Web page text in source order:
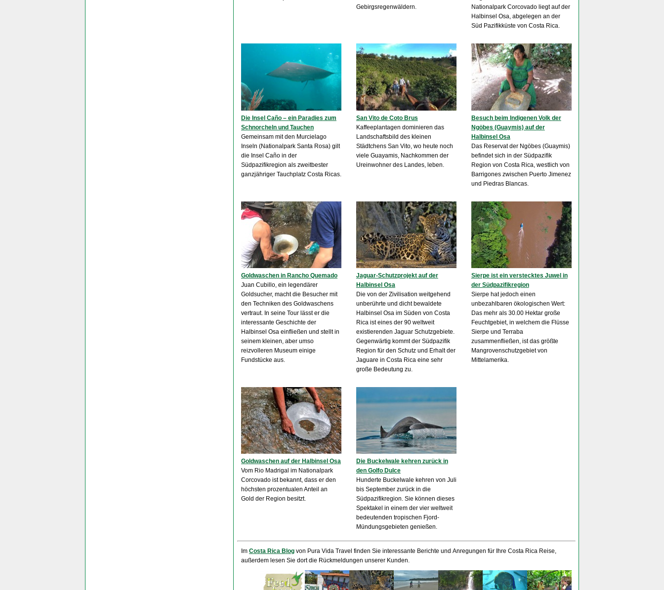
Gebirgsregenwäldern.
Nationalpark Corcovado liegt auf der
Halbinsel Osa, abgelegen an der
Süd Pazifikküste von Costa Rica.
Die Insel Caño – ein Paradies zum
Schnorcheln und Tauchen
Gemeinsam mit den Murcielago
Inseln (Nationalpark Santa Rosa) gilt
die Insel Caño in der
Südpazifikregion als zweitbester
ganzjähriger Tauchplatz Costa Ricas.
San Vito de Coto Brus
Kaffeeplantagen dominieren das
Landschaftsbild des kleinen
Städtchens San Vito, wo heute noch
viele Guayamis, Nachkommen der
Ureinwohner des Landes, leben.
Besuch beim Indigenen Volk der
Ngöbes (Guaymis) auf der
Halbinsel Osa
Das Reservat der Ngöbes (Guaymis)
befindet sich in der Südpazifik
Region von Costa Rica, westlich von
Barrigones zwischen Puerto Jimenez
und Piedras Blancas.
Goldwaschen in Rancho Quemado
Juan Cubillo, ein legendärer
Goldsucher, macht die Besucher mit
den Techniken des Goldwaschens
vertraut. In seine Tour lässt er die
interessante Geschichte der
Halbinsel Osa einfließen und stellt in
seinem kleinen, aber umso
reizvolleren Museum einige
Fundstücke aus.
Jaguar-Schutzprojekt auf der
Halbinsel Osa
Die von der Zivilisation weitgehend
unberührte und dicht bewaldete
Halbinsel Osa im Süden von Costa
Rica ist eines der 90 weltweit
existierenden Jaguar Schutzgebiete.
Gegenwärtig kommt der Südpazifik
Region für den Schutz und Erhalt der
Jaguare in Costa Rica eine sehr
große Bedeutung zu.
Sierpe ist ein verstecktes Juwel in
der Südpazifikregion
Sierpe hat jedoch einen
unbezahlbaren ökologischen Wert:
Das mehr als 30.00 Hektar große
Feuchtgebiet, in welchem die Flüsse
Sierpe und Terraba
zusammenfließen, ist das größte
Mangrovenschutzgebiet von
Mittelamerika.
Goldwaschen auf der Halbinsel Osa
Vom Rio Madrigal im Nationalpark
Corcovado ist bekannt, dass er den
höchsten prozentualen Anteil an
Gold der Region besitzt.
Die Buckelwale kehren zurück in
den Golfo Dulce
Hunderte Buckelwale kehren von Juli
bis September zurück in die
Südpazifikregion. Sie können dieses
Spektakel in einem der vier weltweit
bedeutenden tropischen Fjord-
Mündungsgebieten genießen.
Im Costa Rica Blog von Pura Vida Travel finden Sie interessante Berichte und Anregungen für Ihre Costa Rica Reise,
außerdem lesen Sie dort die Rückmeldungen unserer Kunden.